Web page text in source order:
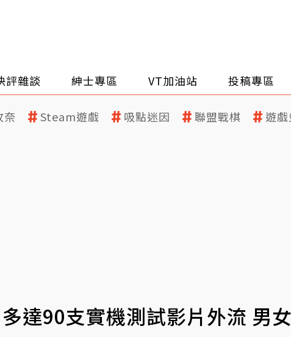
評雜談 紳士專區 VT加油站 投稿專區
奈 Steam遊戲 吸點迷因 聯盟戰棋 遊
達90支實機測試影片外流 男